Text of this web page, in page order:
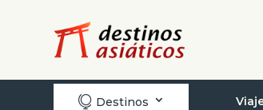
 Destinos